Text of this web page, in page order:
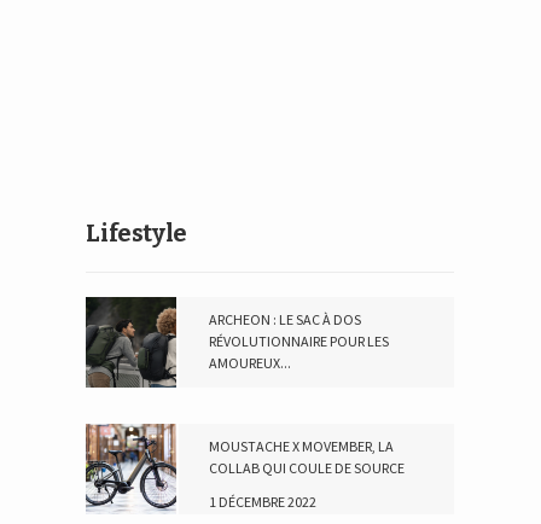
Lifestyle
ARCHEON : LE SAC À DOS
RÉVOLUTIONNAIRE POUR LES
AMOUREUX...
MOUSTACHE X MOVEMBER, LA
COLLAB QUI COULE DE SOURCE
1 DÉCEMBRE 2022